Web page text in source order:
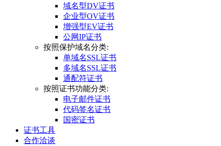
域名型DV证书
企业型OV证书
增强型EV证书
公网IP证书
按照保护域名分类:
单域名SSL证书
多域名SSL证书
通配符证书
按照证书功能分类:
电子邮件证书
代码签名证书
国密证书
证书工具
合作洽谈